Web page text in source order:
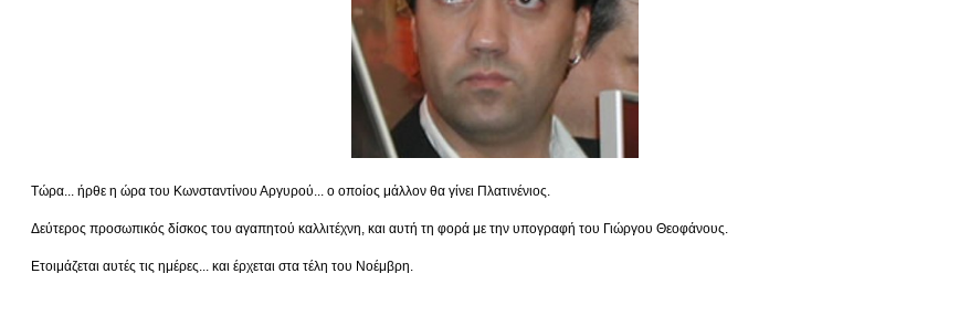
Τώρα... ήρθε η ώρα του Κωνσταντίνου Αργυρού... ο οποίος μάλλον θα γίνει Πλατινένιος.
Δεύτερος προσωπικός δίσκος του αγαπητού καλλιτέχνη, και αυτή τη φορά με την υπογραφή του Γιώργου Θεοφάνους.
Ετοιμάζεται αυτές τις ημέρες... και έρχεται στα τέλη του Νοέμβρη.